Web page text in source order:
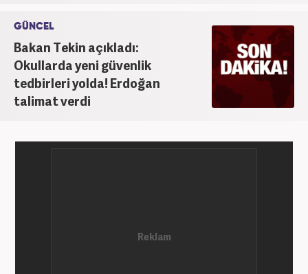
GÜNCEL
Bakan Tekin açıkladı:
Okullarda yeni güvenlik
tedbirleri yolda! Erdoğan
talimat verdi